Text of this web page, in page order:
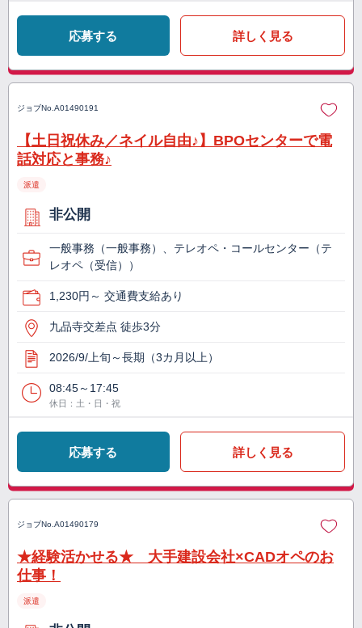
応募する 詳しく見る
ジョブNo. A01490191
【土日祝休み／ネイル自由♪】BPOセンターで電
話対応と事務♪
派遣
非公開
一般事務（一般事務）、テレオペ・コールセンター（テ
レオペ（受信））
1,230円～ 交通費支給あり
九品寺交差点 徒歩3分
2026/9/上旬～長期（3カ月以上）
08:45～17:45
休日：土・日・祝
応募する 詳しく見る
ジョブNo. A01490179
★経験活かせる★ 大手建設会社×CADオペのお
仕事！
派遣